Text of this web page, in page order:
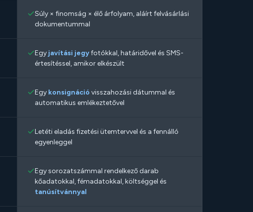
Súly × finomság × élő árfolyam, aláírt felvásárlási
dokumentummal
Egy javítási jegyfotókkal, határidővel és SMS-
értesítéssel, amikor elkészült
Egy konsignáció visszahozási dátummal és
automatikus emlékeztetővel
Letéti eladás fizetési ütemtervvel és a fennálló
egyenleggel
Egy sorozatszámmal rendelkező darab
kőadatokkal, fémadatokkal, költséggel és
tanúsítvánnyal